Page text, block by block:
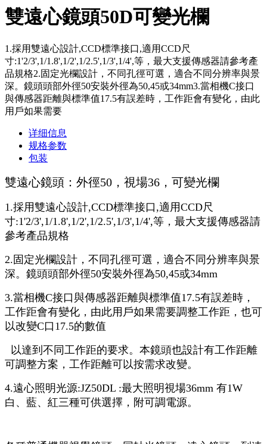
雙遠心鏡頭50D可變光欄
1.採用雙遠心設計,CCD標準接口,適用CCD尺
寸:1'2/3',1/1.8',1/2',1/2.5',1/3',1/4',等，最大支援傳感器請參考產
品規格2.固定光欄設計，不同孔徑可選，適合不同分辨率與景
深。鏡頭頭部外徑50安裝外徑為50,45或34mm3.當相機C接口
與傳感器距離與標準值17.5有誤差時，工作距會有變化，由此
用戶如果需要
详细信息
规格参数
包装
雙遠心鏡頭：外徑50，視場36，可變光欄
1.採用雙遠心設計,CCD標準接口,適用CCD尺
寸:1'2/3',1/1.8',1/2',1/2.5',1/3',1/4',等，最大支援傳感器請
參考產品規格
2.固定光欄設計，不同孔徑可選，適合不同分辨率與景
深。鏡頭頭部外徑50安裝外徑為50,45或34mm
3.當相機C接口與傳感器距離與標準值17.5有誤差時，
工作距會有變化，由此用戶如果需要調整工作距，也可
以改變C口17.5的數值
以達到不同工作距的要求。本鏡頭也設計有工作距離
可調整方案，工作距離可以按需求改變。
4.遠心照明光源:JZ50DL :最大照明視場36mm 有1W
白、藍、紅三種可供選擇，附可調電源。